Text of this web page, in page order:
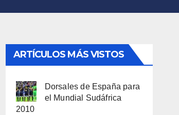
ARTÍCULOS MÁS VISTOS
Dorsales de España para
el Mundial Sudáfrica
2010